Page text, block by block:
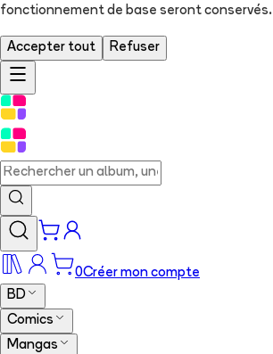
fonctionnement de base seront conservés.
Accepter tout Refuser
0Créer mon compte
BD
Comics
Mangas